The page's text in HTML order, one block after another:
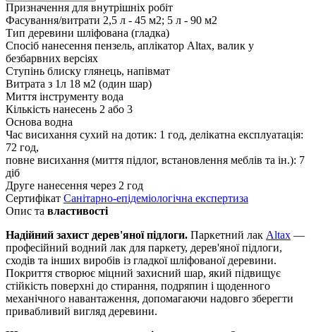
Призначення для внутрішніх робіт
Фасування/витрати 2,5 л - 45 м2; 5 л - 90 м2
Тип деревини шліфована (гладка)
Спосіб нанесення пензель, аплікатор Altax, валик у
безбарвних версіях
Ступінь блиску глянець, напівмат
Витрата з 1л 18 м2 (один шар)
Миття інструменту вода
Кількість нанесень 2 або 3
Основа водна
Час висихання сухий на дотик: 1 год, делікатна експлуатація:
72 год,
повне висихання (миття підлог, встановлення меблів та ін.): 7
діб
Друге нанесення через 2 год
Сертифікат Санітарно-епідеміологічна експертиза
Опис та властивості
Надійний захист дерев'яної підлоги. Паркетний лак Altax —
професійний водний лак для паркету, дерев'яної підлоги,
сходів та інших виробів із гладкої шліфованої деревини.
Покриття створює міцний захисний шар, який підвищує
стійкість поверхні до стирання, подряпин і щоденного
механічного навантаження, допомагаючи надовго зберегти
привабливий вигляд деревини.